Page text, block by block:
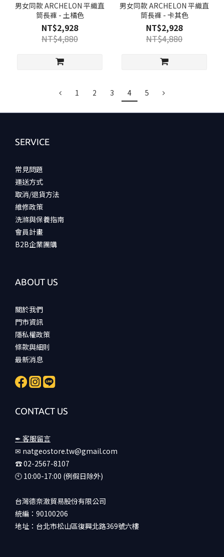
男女同款 ARCHELON 平織直
筒長褲 - 土橘色
NT$2,928
NT$4,880
男女同款 ARCHELON 平織直
筒長褲 - 卡其色
NT$2,928
NT$4,880
1 2 3 4 5
SERVICE
常見問題
運送方式
取消/退貨方法
維修政策
洗滌與保養指南
會員計畫
B2B企業團購
ABOUT US
關於我們
門市資訊
隱私權政策
條款與細則
最新消息
CONTACT US
✒ 客服留言
✉ natgeostore.tw@gmail.com
☎︎ 02-2567-8107
🕙︎ 10:00-17:00 (例假日除外)
台灣德奈澈貿易股份有限公司
統編：90100206
地址：台北市松山區復興北路369號六樓